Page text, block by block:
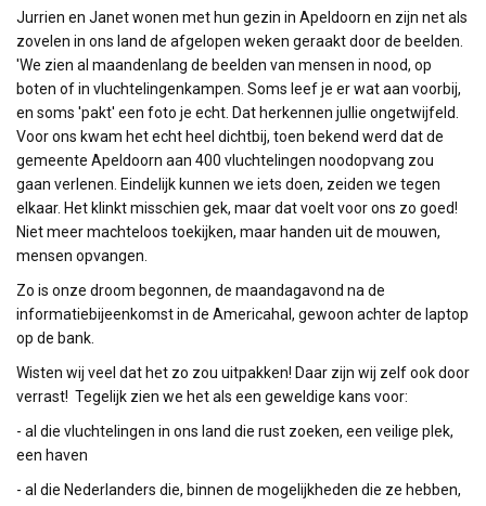
Jurrien en Janet wonen met hun gezin in Apeldoorn en zijn net als
zovelen in ons land de afgelopen weken geraakt door de beelden.
'We zien al maandenlang de beelden van mensen in nood, op
boten of in vluchtelingenkampen. Soms leef je er wat aan voorbij,
en soms 'pakt' een foto je echt. Dat herkennen jullie ongetwijfeld.
Voor ons kwam het echt heel dichtbij, toen bekend werd dat de
gemeente Apeldoorn aan 400 vluchtelingen noodopvang zou
gaan verlenen. Eindelijk kunnen we iets doen, zeiden we tegen
elkaar. Het klinkt misschien gek, maar dat voelt voor ons zo goed!
Niet meer machteloos toekijken, maar handen uit de mouwen,
mensen opvangen.
Zo is onze droom begonnen, de maandagavond na de
informatiebijeenkomst in de Americahal, gewoon achter de laptop
op de bank.
Wisten wij veel dat het zo zou uitpakken! Daar zijn wij zelf ook door
verrast! Tegelijk zien we het als een geweldige kans voor:
- al die vluchtelingen in ons land die rust zoeken, een veilige plek,
een haven
- al die Nederlanders die, binnen de mogelijkheden die ze hebben,